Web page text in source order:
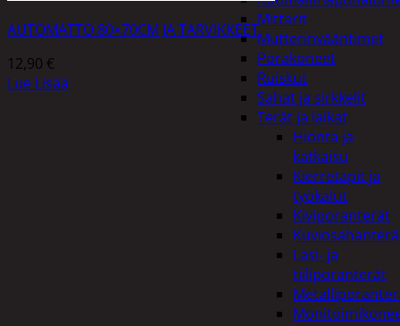
Mittarit
Mutterinvääntimet
Porakoneet
Ruiskut
Sahat ja sirkkelit
Terät ja laikat
Hionta ja
katkaisu
Kierretapit ja
työkalut
Kiviporanterät
Kuviosahanterä
Lasi- ja
tiiliporanterät
AUTOMATTO 80×70CM JA TARVIKKEET
12,90 €
Lue Lisää